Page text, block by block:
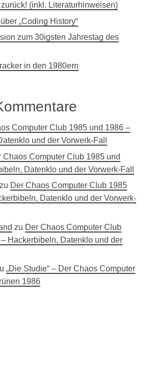
zurück! (inkl. Literaturhinweisen)
„Coding History“
zum 30igsten Jahrestag des
in den 1980ern
Computer Club 1985 und 1986 –
und der Vorwerk-Fall
Chaos Computer Club 1985 und
Datenklo und der Vorwerk-Fall
Der Chaos Computer Club 1985
Datenklo und der Vorwerk-
zu Der Chaos Computer Club
Hackerbibeln, Datenklo und der
„Die Studie“ – Der Chaos Computer
1986